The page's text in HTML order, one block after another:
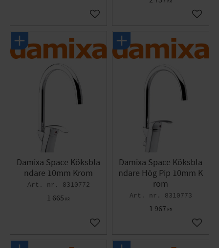
Lägg till i favoriter
KR
Lägg
Damixa Space Köksbla
ndare 10mm Krom
8310772
1 665 KR
Lägg till i favoriter
Damixa Space Köksbla
ndare Hög Pip 10mm K
rom
8310773
1 967 KR
Lägg